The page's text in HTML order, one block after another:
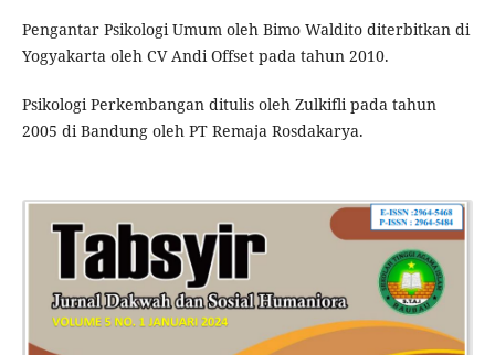
Pengantar Psikologi Umum oleh Bimo Waldito diterbitkan di
Yogyakarta oleh CV Andi Offset pada tahun 2010.
Psikologi Perkembangan ditulis oleh Zulkifli pada tahun
2005 di Bandung oleh PT Remaja Rosdakarya.